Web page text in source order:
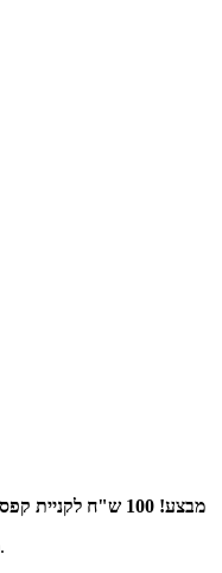
מבצע! 100 ש"ח לקניית קפסולות של נספרסו + 100 ש"ח לקניית זוג קליפסים צבעוניים נוסף
מכשיר מקצועי להכנת אקספרסו איכותי עם יכולת לעיצוב אישי.